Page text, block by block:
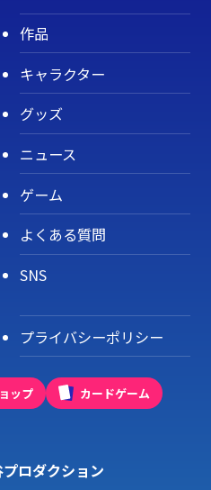
作品
キャラクター
グッズ
ニュース
ゲーム
よくある質問
SNS
プライバシーポリシー
ップ カードゲーム
ロダクション